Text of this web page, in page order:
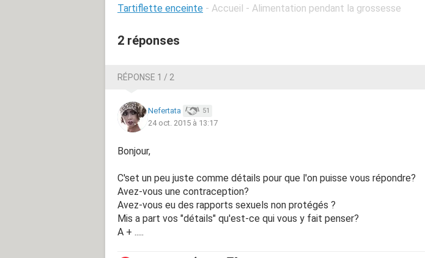
Tartiflette enceinte - Accueil - Alimentation pendant la grossesse
2 réponses
RÉPONSE 1 / 2
Nefertata 51
24 oct. 2015 à 13:17
Bonjour,
C'set un peu juste comme détails pour que l'on puisse vous répondre?
Avez-vous une contraception?
Avez-vous eu des rapports sexuels non protégés ?
Mis a part vos "détails" qu'est-ce qui vous y fait penser?
A + .....